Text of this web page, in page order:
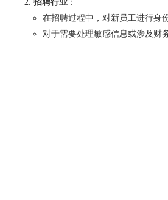
招聘行业 ：
在招聘过程中，对新员工进行身
对于需要处理敏感信息或涉及财